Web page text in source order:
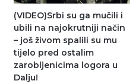
(VIDEO)Srbi su ga mučili i
ubili na najokrutniji način
– još živom spalili su mu
tijelo pred ostalim
zarobljenicima logora u
Dalju!